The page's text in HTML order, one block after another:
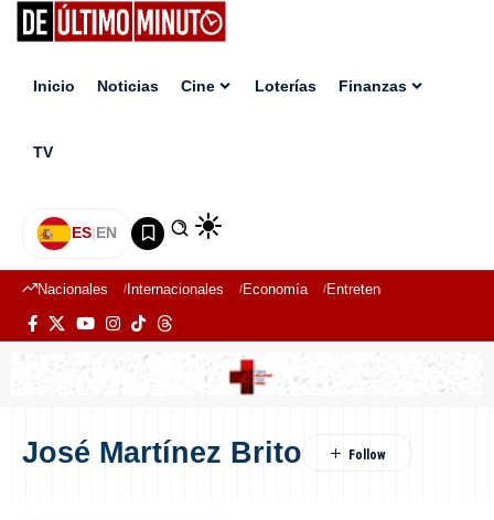
Inicio Noticias Cine Loterías Finanzas
TV
ES|EN
Nacionales Internacionales Economía Entretenimiento
José Martínez Brito